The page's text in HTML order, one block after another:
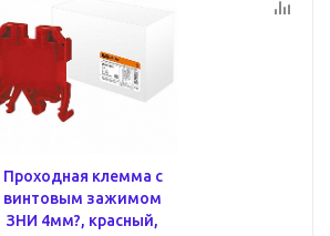
Проходная клемма с
винтовым зажимом
ЗНИ 4мм?, красный,